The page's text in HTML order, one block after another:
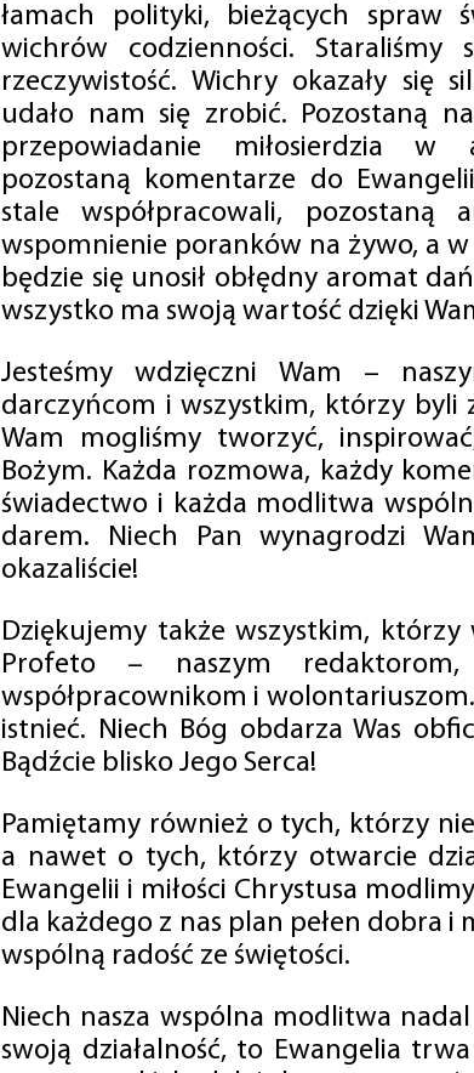
łamach polityki, bieżących spraw
wichrów codzienności.
rzeczywistość. Wichry okazały się
udało nam się zrobić. Pozostaną
przepowiadanie miłosierdzia w
pozostaną komentarze do
stale współpracowali, pozostaną
wspomnienie poranków na żywo, a
będzie się unosił obłędny aromat
wszystko ma swoją wartość dzięki
Jesteśmy wdzięczni Wam –
darczyńcom i wszystkim, którzy byli
Wam mogliśmy tworzyć,
Bożym. Każda rozmowa, każdy
świadectwo i każda modlitwa
darem. Niech Pan wynagrodzi
okazaliście!
Dziękujemy także wszystkim,
Profeto – naszym redaktorom,
współpracownikom i wolontariuszom.
istnieć. Niech Bóg obdarza Was
Bądźcie blisko Jego Serca!
Pamiętamy również o tych, którzy
a nawet o tych, którzy otwarcie
Ewangelii i miłości Chrystusa
dla każdego z nas plan pełen dobra i
wspólną radość ze świętości.
Niech nasza wspólna modlitwa
swoją działalność, to Ewangelia